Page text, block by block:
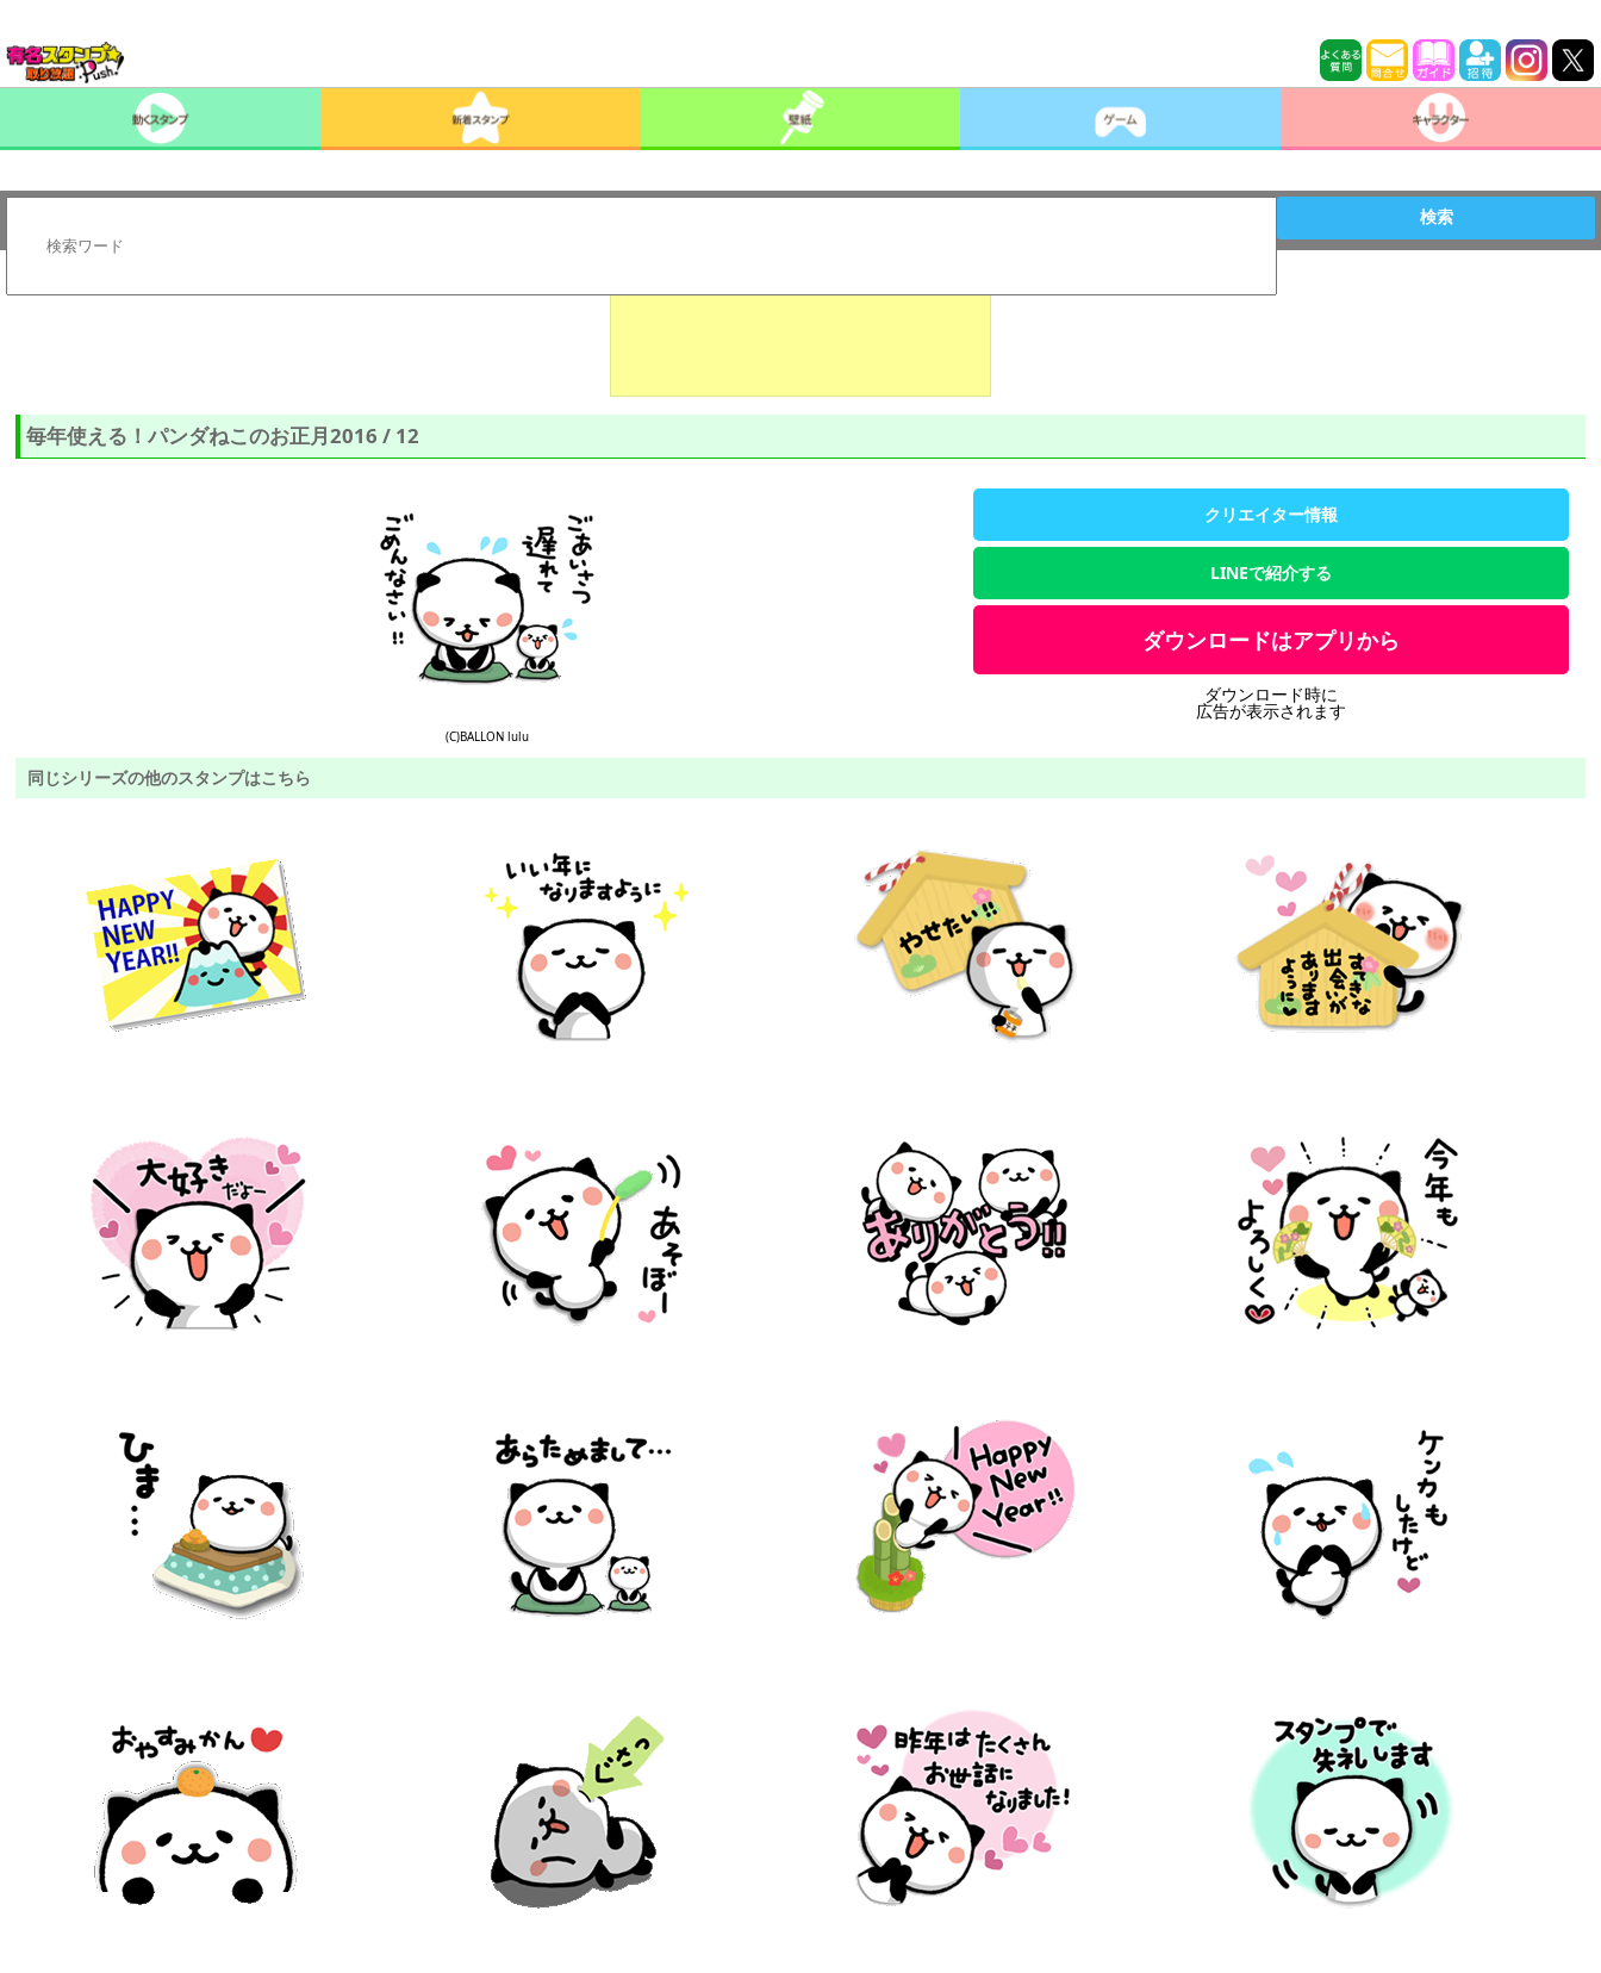
検索
毎年使える！パンダねこのお正月2016 / 12
(C)BALLON lulu
クリエイター情報
LINEで紹介する
ダウンロードはアプリから
ダウンロード時に
広告が表示されます
同じシリーズの他のスタンプはこちら